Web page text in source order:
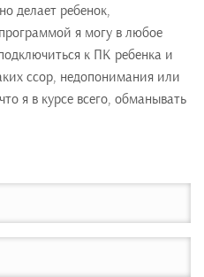
делает ребенок,
я могу в любое
к ПК ребенка и
ссор, недопонимания или
я в курсе всего, обманывать